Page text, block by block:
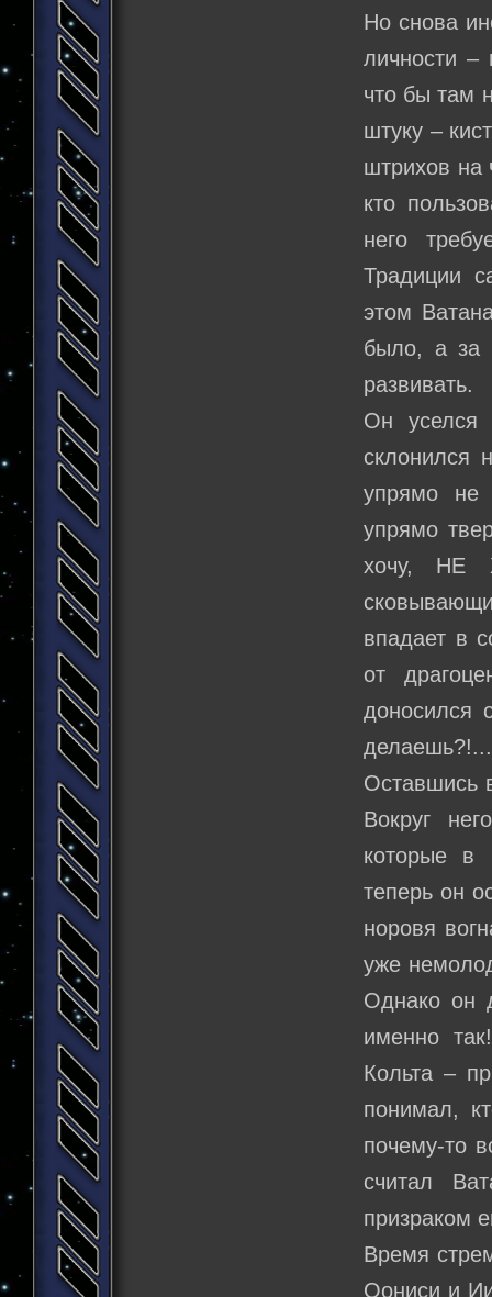
Но снова
личности –
что бы там
штуку –
штрихов на
кто
него
Традиции
этом
было, а за
развивать.
Он уселся
склонился
упрямо не
упрямо
хочу, НЕ
впадает в
от
доносился
делаешь?!...
Оставшись
Вокруг
которые в
теперь он
норовя
уже
Однако он
именно
Кольта –
понимал,
почему-то
считал
призраком
Время
Оониси и